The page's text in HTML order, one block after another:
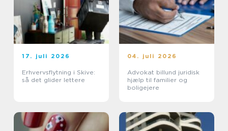
17. juli 2026
Erhvervsflytning i Skive:
så det glider lettere
04. juli 2026
Advokat billund juridisk
hjælp til familier og
boligejere